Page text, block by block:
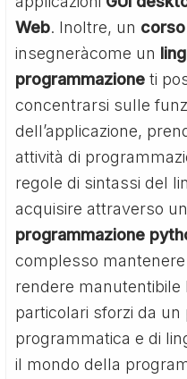
Web. Inoltre, un
insegneràcome un
programmazioneti
concentrarsi sulle
dell’applicazione,
attività di
regole di sintassi del
acquisire attraverso un
programmazione
complesso
rendere manutentibile
particolari sforzi da un
programmatica e di
il mondo della